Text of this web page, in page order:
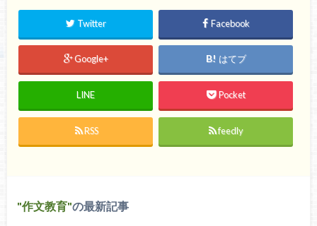
Twitter Facebook
Google+ はてブ
LINE Pocket
RSS feedly
作文教育 の最新記事